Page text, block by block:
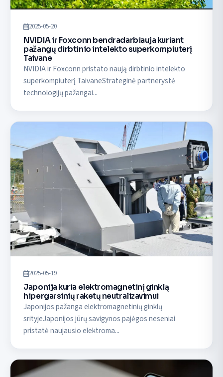
2025-05-20
NVIDIA ir Foxconn bendradarbiauja kuriant
pažangų dirbtinio intelekto superkompiuterį
Taivane
NVIDIA ir Foxconn pristato naują dirbtinio intelekto
superkompiuterį TaivaneStrateginė partnerystė
technologijų pažangai...
2025-05-19
Japonija kuria elektromagnetinį ginklą
hipergarsinių raketų neutralizavimui
Japonijos pažanga elektromagnetinių ginklų
srityjeJaponijos jūrų savigynos pajėgos neseniai
pristatė naujausio elektroma...